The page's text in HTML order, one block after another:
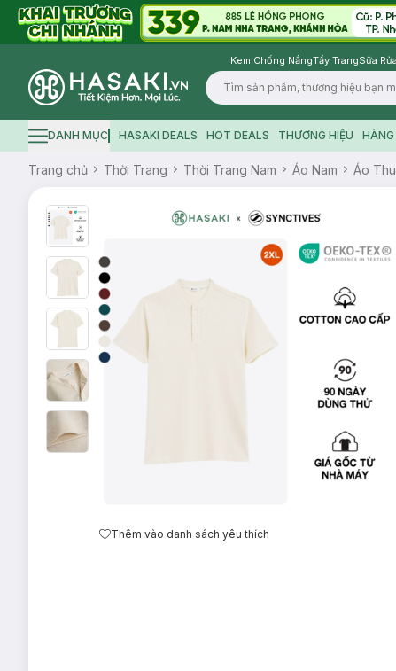
Kem Chống NắngTẩy TrangSữa
Logo
Hamburger icon
DANH MỤC HASAKI DEALS HOT DEALS THƯƠNG HIỆU HÀNG
Trang chủ Thời Trang Thời Trang Nam Áo Nam Áo
Thêm vào danh sách yêu thích